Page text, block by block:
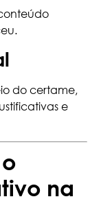
do certame,
e
na